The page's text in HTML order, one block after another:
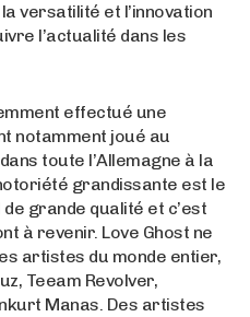
versatilité et l’innovation
l’actualité dans les
effectué une
notamment joué au
toute l’Allemagne à la
grandissante est le
grande qualité et c’est
à revenir. Love Ghost ne
artistes du monde entier,
Teeam Revolver,
Manas. Des artistes